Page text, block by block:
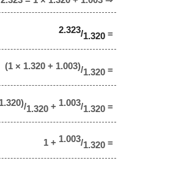
2.323/1.320 =
(1 × 1.320 + 1.003)/1.320 =
/1.320 + 1.003/1.320 =
1 + 1.003/1.320 =